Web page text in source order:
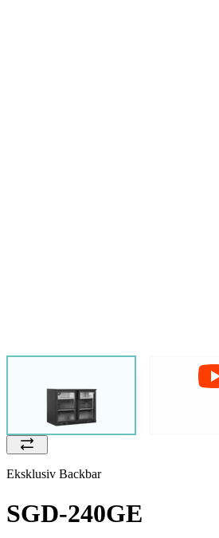
Eksklusiv Backbar
SGD-240GE